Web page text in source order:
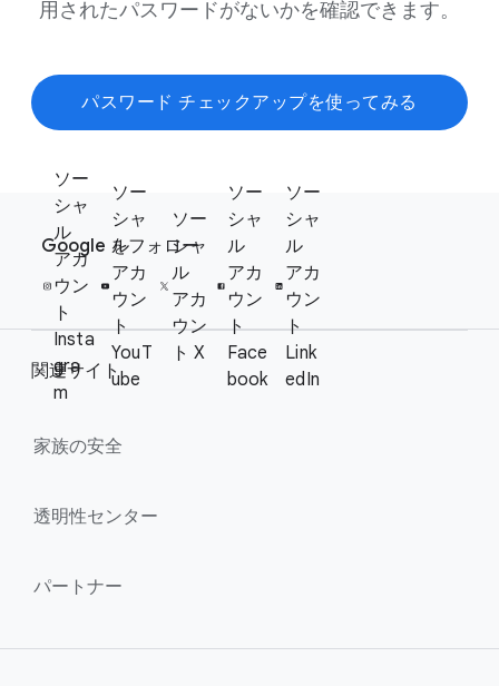
用されたパスワードがないかを確認できます。
パスワード チェックアップを使ってみる
e
S
c
l
M
d
e
Google を​フォロー
ソー
シャ
ル
アカ
ウン
ト
Insta
gra
m
ソー
シャ
ル
アカ
ウン
ト
YouT
ube
ソー
シャ
ル
アカ
ウン
ト X
ソー
シャ
ル
アカ
ウン
ト
Face
book
ソー
シャ
ル
アカ
ウン
ト
Link
edIn
関連サイト
家族の​安全
透明性センター
パートナー